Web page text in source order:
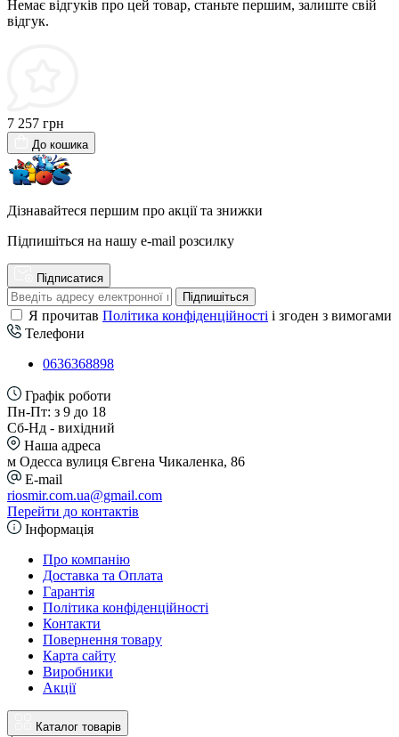
Немає відгуків про цей товар, станьте першим, залиште свій
відгук.
7 257 грн
До кошика
Дізнавайтеся першим про акції та знижки
Підпишіться на нашу e-mail розсилку
Підписатися
Підпишіться
Я прочитав Політика конфіденційності і згоден з вимогами
Телефони
0636368898
Графік роботи
Пн-Пт: з 9 до 18
Сб-Нд - вихідний
Наша адреса
м Одесса вулиця Євгена Чикаленка, 86
E-mail
riosmir.com.ua@gmail.com
Перейти до контактів
Інформація
Про компанію
Доставка та Оплата
Гарантія
Політика конфіденційності
Контакти
Повернення товару
Карта сайту
Виробники
Акції
Каталог товарів